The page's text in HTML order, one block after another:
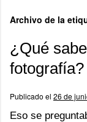
Archivo de la
¿Qué
fotografía?
Publicado el 26 de
Eso se